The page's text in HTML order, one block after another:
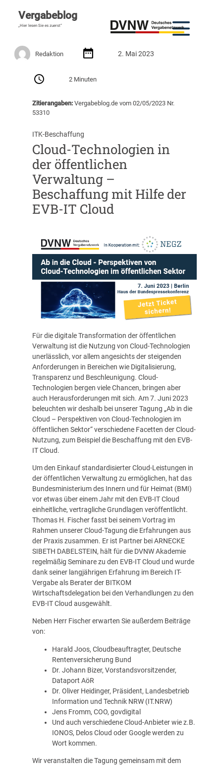
Vergabeblog
„Hier lesen Sie es zuerst“
Redaktion 2. Mai 2023
2 Minuten
Zitierangaben:Vergabeblog.de vom 02/05/2023 Nr.
53310
ITK-Beschaffung
Cloud-Technologien in
der öffentlichen
Verwaltung –
Beschaffung mit Hilfe der
EVB-IT Cloud
Für die digitale Transformation der öffentlichen
Verwaltung ist die Nutzung von Cloud-Technologien
unerlässlich, vor allem angesichts der steigenden
Anforderungen in Bereichen wie Digitalisierung,
Transparenz und Beschleunigung. Cloud-
Technologien bergen viele Chancen, bringen aber
auch Herausforderungen mit sich. Am 7. Juni 2023
beleuchten wir deshalb bei unserer Tagung „Ab in die
Cloud – Perspektiven von Cloud-Technologien im
öffentlichen Sektor“ verschiedene Facetten der Cloud-
Nutzung, zum Beispiel die Beschaffung mit den EVB-
IT Cloud.
Um den Einkauf standardisierter Cloud-Leistungen in
der öffentlichen Verwaltung zu ermöglichen, hat das
Bundesministerium des Innern und für Heimat (BMI)
vor etwas über einem Jahr mit den EVB-IT Cloud
einheitliche, vertragliche Grundlagen veröffentlicht.
Thomas H. Fischer fasst bei seinem Vortrag im
Rahmen unserer Cloud-Tagung die Erfahrungen aus
der Praxis zusammen. Er ist Partner bei ARNECKE
SIBETH DABELSTEIN, hält für die DVNW Akademie
regelmäßig Seminare zu den EVB-IT Cloud und wurde
dank seiner langjährigen Erfahrung im Bereich IT-
Vergabe als Berater der BITKOM
Wirtschaftsdelegation bei den Verhandlungen zu den
EVB-IT Cloud ausgewählt.
Neben Herr Fischer erwarten Sie außerdem Beiträge
von:
Harald Joos, Cloudbeauftragter, Deutsche
Rentenversicherung Bund
Dr. Johann Bizer, Vorstandsvorsitzender,
Dataport AöR
Dr. Oliver Heidinger, Präsident, Landesbetrieb
Information und Technik NRW (IT.NRW)
Jens Fromm, COO, govdigital
Und auch verschiedene Cloud-Anbieter wie z.B.
IONOS, Delos Cloud oder Google werden zu
Wort kommen.
Wir veranstalten die Tagung gemeinsam mit dem